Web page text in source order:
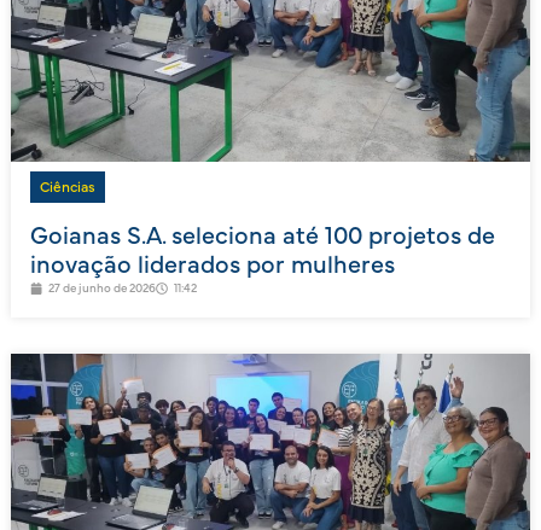
Ciências
Goianas S.A. seleciona até 100 projetos de
inovação liderados por mulheres
27 de junho de 2026 11:42